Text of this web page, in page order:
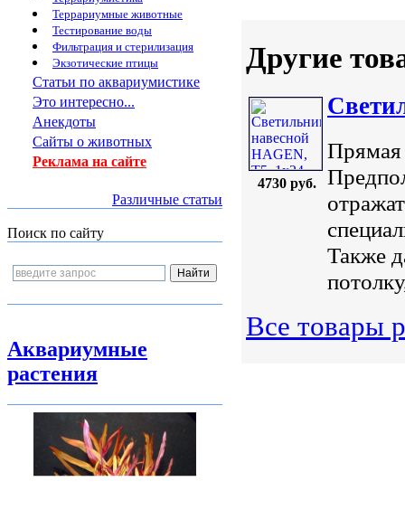
Террариумные животные
Тестирование воды
Фильтрация и стерилизация
Экзотические птицы
Статьи по аквариумистике
Это интересно...
Анекдоты
Сайты о животных
Реклама на сайте
Различные статьи
Поиск по сайту
Аквариумные
растения
Другие
4730 руб.
Прямая
Также
Все товары